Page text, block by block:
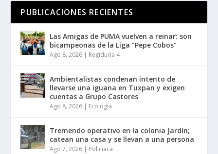
PUBLICACIONES RECIENTES
Las Amigas de PUMA vuelven a reinar: son
bicampeonas de la Liga “Pepe Cobos”
Ago 8, 2026 | Regiduría 4
Ambientalistas condenan intento de
llevarse una iguana en Tuxpan y exigen
cuentas a Grupo Castores
Ago 8, 2026 | Ecología
Tremendo operativo en la colonia Jardín;
catean una casa y se llevan a una persona
Ago 7, 2026 | Policiaca